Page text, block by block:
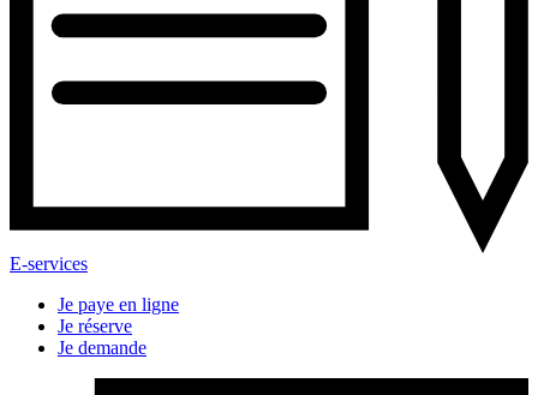
E-services
Je paye en ligne
Je réserve
Je demande